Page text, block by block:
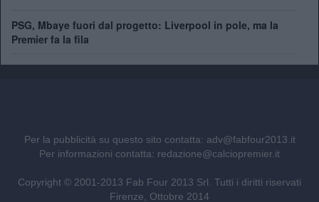
PSG, Mbaye fuori dal progetto: Liverpool in pole, ma la
Premier fa la fila
Per la pubblicità su questo sito contatta: adv@fabfour2013.it
Per informazioni contatta: redazione@calciopremier.it
Copyright © 2001-2013 Fab Four 2013 Srl. Tutti i diritti riservati
Firenze, Ottobre 2014